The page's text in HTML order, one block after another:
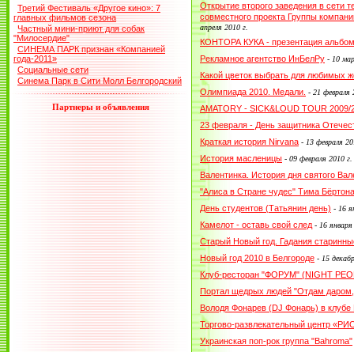
Третий Фестиваль «Другое кино»: 7
главных фильмов сезона
Частный мини-приют для собак
"Милосердие"
СИНЕМА ПАРК признан «Компанией
года-2011»
Социальные сети
Синема Парк в Сити Молл Белгородский
Партнеры и объявления
Открытие второго заведения в сети
совместного проекта Группы
апреля 2010 г.
КОНТОРА КУКА - презентация
Рекламное агентство ИнБелРу - 10
Какой цветок выбрать для любимых
Олимпиада 2010. Медали. - 21 февраля
AMATORY - SICK&LOUD TOUR 2009/
23 февраля - День защитника
Краткая история Nirvana - 13 февраля
История масленицы - 09 февраля 2010 г.
Валентинка. История дня святого
"Алиса в Стране чудес" Тима Бёртона
День студентов (Татьянин день) - 16
Камелот - оставь свой след - 16
Старый Новый год. Гадания
Новый год 2010 в Белгороде - 15
Клуб-ресторан "ФОРУМ" (NIGHT
Портал щедрых людей "Отдам
Володя Фонарев (DJ Фонарь) в клубе
Торгово-развлекательный центр
Украинская поп-рок группа "Bahroma"